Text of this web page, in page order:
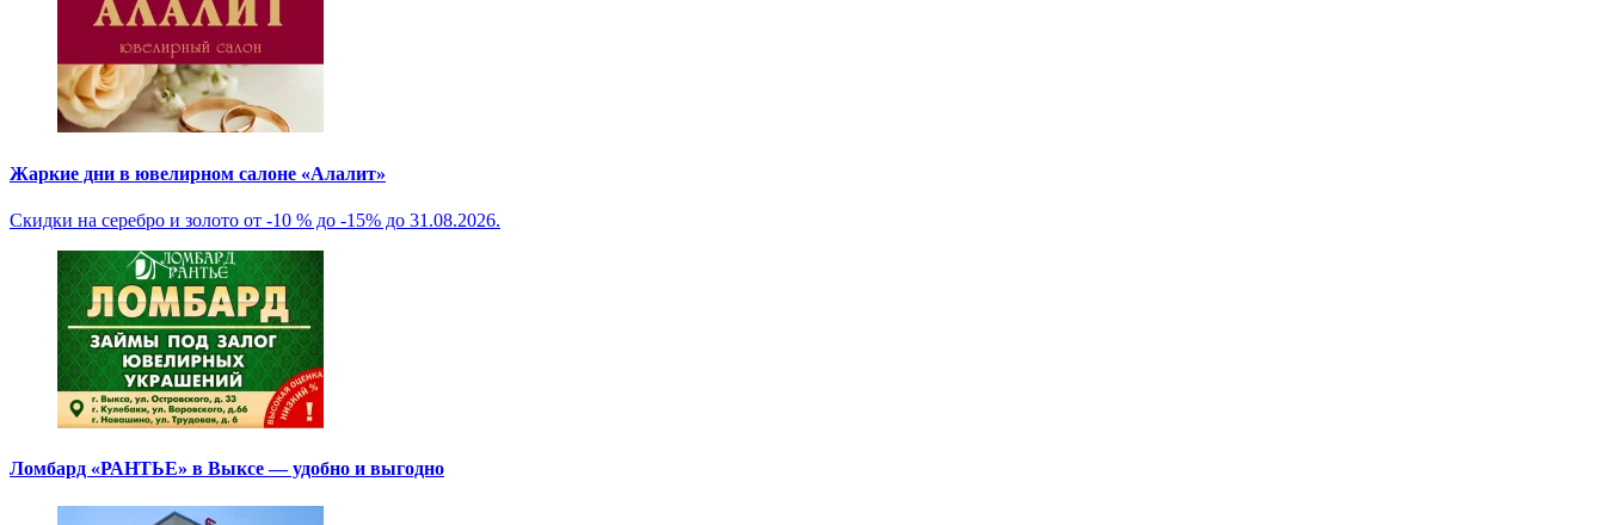
Жаркие дни в ювелирном салоне «Алалит»
Скидки на серебро и золото от -10 % до -15% до 31.08.2026.
Ломбард «РАНТЬЕ» в Выксе — удобно и выгодно